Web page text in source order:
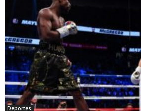
Deportes